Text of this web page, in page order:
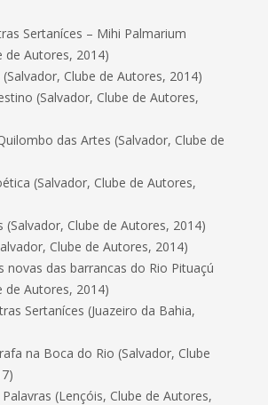
Sertaníces – Mihi Palmarium
de Autores, 2014)
(Salvador, Clube de Autores, 2014)
(Salvador, Clube de Autores,
das Artes (Salvador, Clube de
(Salvador, Clube de Autores,
(Salvador, Clube de Autores, 2014)
Clube de Autores, 2014)
novas das barrancas do Rio Pituaçú
de Autores, 2014)
Sertaníces (Juazeiro da Bahia,
na Boca do Rio (Salvador, Clube
(Lençóis, Clube de Autores,